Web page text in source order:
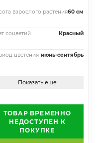
взрослого растения60 см
соцветий Красный
цветения июнь-сентябрь
Показать еще
ТОВАР ВРЕМЕННО
НЕДОСТУПЕН К
ПОКУПКЕ